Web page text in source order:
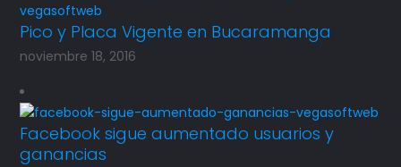
Pico y Placa Vigente en Bucaramanga
noviembre 18, 2016
Facebook sigue aumentado usuarios y
ganancias